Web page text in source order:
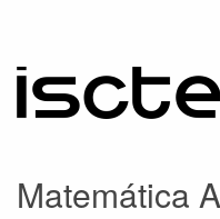
Matemática